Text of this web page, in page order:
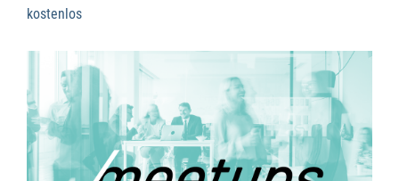
kostenlos